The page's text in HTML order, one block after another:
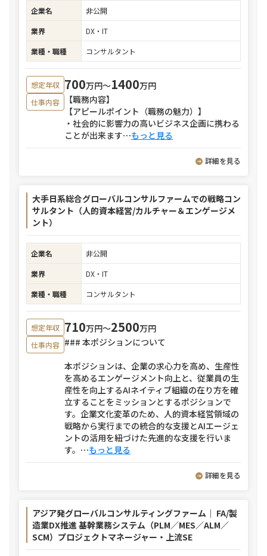
企業名
非公開
業界
DX・IT
業種・職種
コンサルタント
想定年収 700万円〜1400万円
仕事内容
【職務内容】
【アピールポイント（職務の魅力）】
・社会的に影響力の高いビジネス企画に携わる
ことが出来ます⋯もっと見る
詳細を見る
大手日系総合グローバルコンサルファームでの戦略コン
サルタント（人的資本経営/カルチャー＆エンゲージメ
ント）
企業名
非公開
業界
DX・IT
業種・職種
コンサルタント
想定年収 710万円〜2500万円
仕事内容 ### 本ポジションについて
本ポジションは、企業の求心力を高め、生産性
を高めるエンゲージメント向上と、従業員の生
産性を向上するAIネイティブ組織の在り方を確
立することをミッションとするポジションで
す。企業文化変革のため、人的資本経営領域の
戦略から実行までの統合的な支援とAIエージェ
ントの活用を紐づけた先進的な支援を行いま
す。 ⋯もっと見る
詳細を見る
アジア発グローバルコンサルティングファーム｜ FA/製
造業DX推進 基幹業務システム（PLM／MES／ALM／
SCM）プロジェクトマネージャー・上流SE